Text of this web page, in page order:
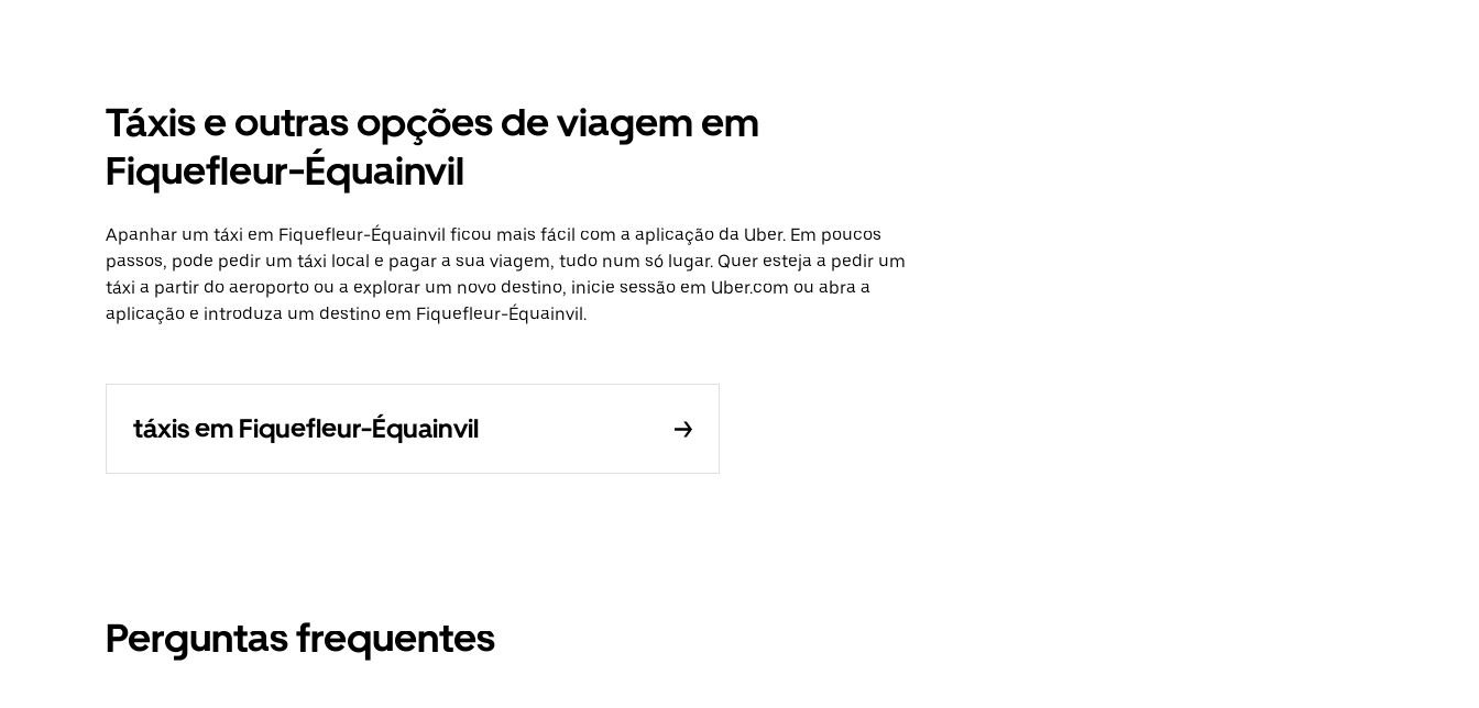
Táxis e outras opções de viagem em
Fiquefleur-Équainvil
Apanhar um táxi em Fiquefleur-Équainvil ficou mais fácil com a aplicação da Uber. Em poucos
passos, pode pedir um táxi local e pagar a sua viagem, tudo num só lugar. Quer esteja a pedir um
táxi a partir do aeroporto ou a explorar um novo destino, inicie sessão em Uber.com ou abra a
aplicação e introduza um destino em Fiquefleur-Équainvil.
táxis em Fiquefleur-Équainvil
Perguntas frequentes